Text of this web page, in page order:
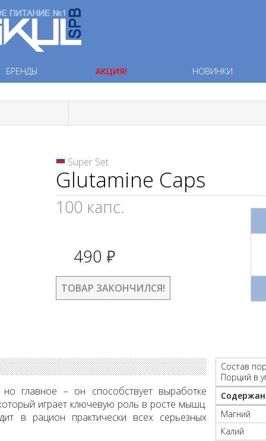
БРЕНДЫ АКЦИЯ! НОВИНКИ
Super Set
Glutamine Caps
100 капс.
490 руб.
ТОВАР ЗАКОНЧИЛСЯ!
главное – он способствует выработке
играет ключевую роль в росте мышц.
в рацион практически всех серьезных
Состав
Порций в
Магний
Калий